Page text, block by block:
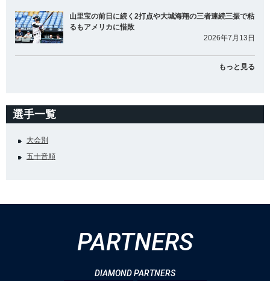
山里宝の前日に続く2打点や大城海翔の三者連続三振で粘
るもアメリカに惜敗
2026年7月13日
もっと見る
選手一覧
大会別
五十音順
PARTNERS
DIAMOND PARTNERS